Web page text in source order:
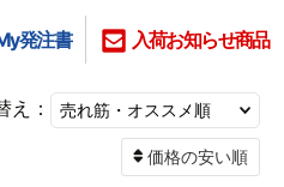
発注書 入荷お知らせ商品
え：
価格の安い順